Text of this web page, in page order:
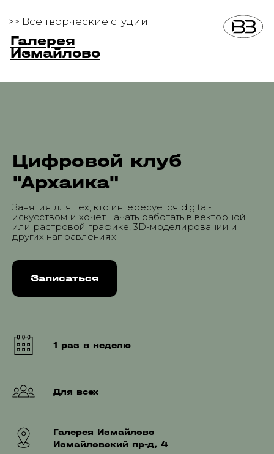
Измайлово
Цифровой клуб
"Архаика"
Занятия для тех, кто интересуется digital-
искусством и хочет начать работать в векторной
или растровой графике, 3D-моделировании и
других направлениях
Записаться
1 раз в неделю
Для всех
Галерея Измайлово
Измайловский пр-д, 4